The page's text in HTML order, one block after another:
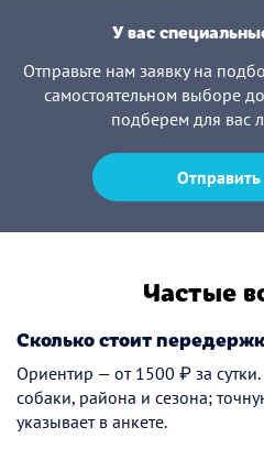
У вас
Отправьте нам заявку на
самостоятельном выборе
подберем для вас
Отправить
Частые
Сколько стоит
Ориентир — от 1500 ₽ за
собаки, района и сезона;
указывает в анкете.